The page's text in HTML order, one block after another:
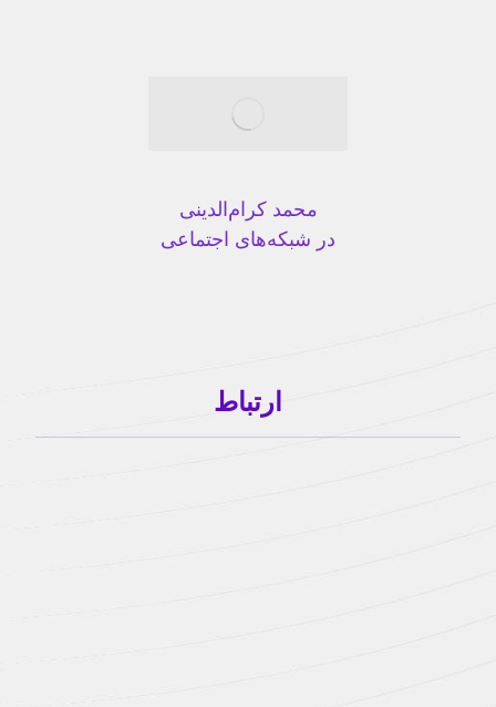
محمد کرا‌م‌الدینی
در شبکه‌های اجتماعی
ارتباط